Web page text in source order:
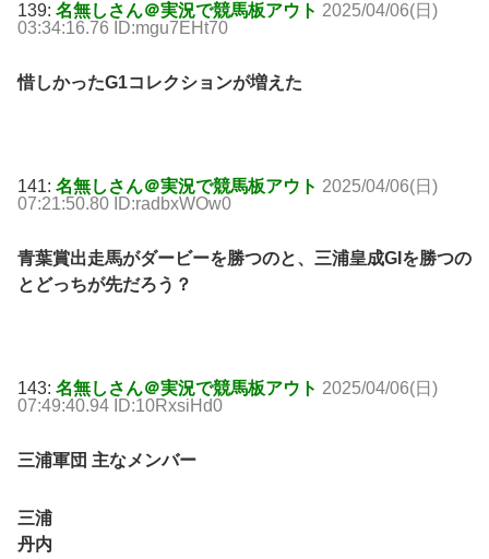
139: 名無しさん＠実況で競馬板アウト 2025/04/06(日)
03:34:16.76 ID:mgu7EHt70
惜しかったG1コレクションが増えた
141: 名無しさん＠実況で競馬板アウト 2025/04/06(日)
07:21:50.80 ID:radbxWOw0
青葉賞出走馬がダービーを勝つのと、三浦皇成GIを勝つの
とどっちが先だろう？
143: 名無しさん＠実況で競馬板アウト 2025/04/06(日)
07:49:40.94 ID:10RxsiHd0
三浦軍団 主なメンバー
三浦
丹内